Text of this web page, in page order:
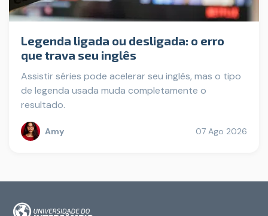
Legenda ligada ou desligada: o erro
que trava seu inglês
Assistir séries pode acelerar seu inglês, mas o tipo
de legenda usada muda completamente o
resultado.
Amy 07 Ago 2026